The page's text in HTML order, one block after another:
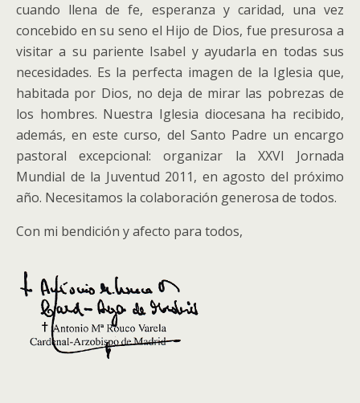
cuando llena de fe, esperanza y caridad, una vez
concebido en su seno el Hijo de Dios, fue presurosa a
visitar a su pariente Isabel y ayudarla en todas sus
necesidades. Es la perfecta imagen de la Iglesia que,
habitada por Dios, no deja de mirar las pobrezas de
los hombres. Nuestra Iglesia diocesana ha recibido,
además, en este curso, del Santo Padre un encargo
pastoral excepcional: organizar la XXVI Jornada
Mundial de la Juventud 2011, en agosto del próximo
año. Necesitamos la colaboración generosa de todos.
Con mi bendición y afecto para todos,